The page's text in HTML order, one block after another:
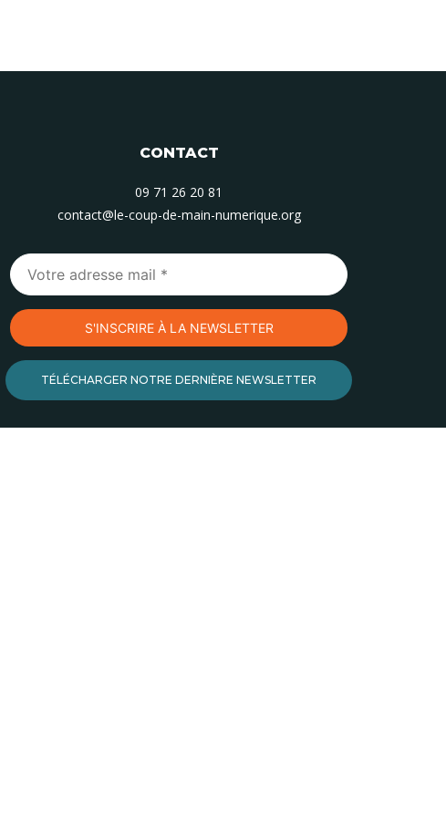
CONTACT
09 71 26 20 81
contact@le-coup-de-main-numerique.org
TÉLÉCHARGER NOTRE DERNIÈRE NEWSLETTER